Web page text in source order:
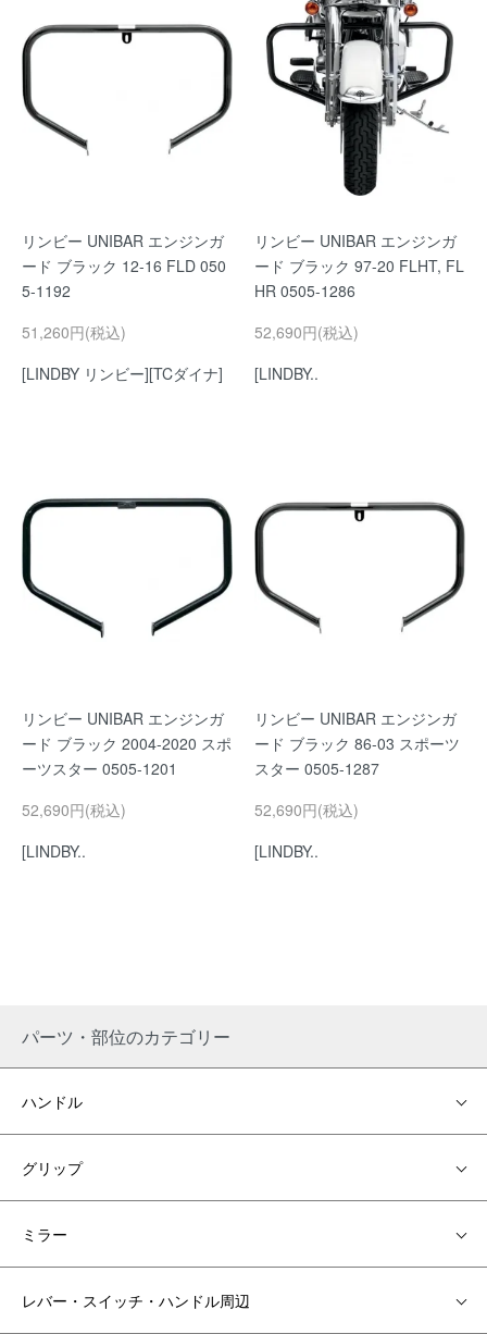
リンビー UNIBAR エンジンガ
ード ブラック 12-16 FLD 050
5-1192
51,260円(税込)
[LINDBY リンビー][TCダイナ]
リンビー UNIBAR エンジンガ
ード ブラック 97-20 FLHT, FL
HR 0505-1286
52,690円(税込)
[LINDBY..
リンビー UNIBAR エンジンガ
ード ブラック 2004-2020 スポ
ーツスター 0505-1201
52,690円(税込)
[LINDBY..
リンビー UNIBAR エンジンガ
ード ブラック 86-03 スポーツ
スター 0505-1287
52,690円(税込)
[LINDBY..
パーツ・部位のカテゴリー
ハンドル
グリップ
ミラー
レバー・スイッチ・ハンドル周辺